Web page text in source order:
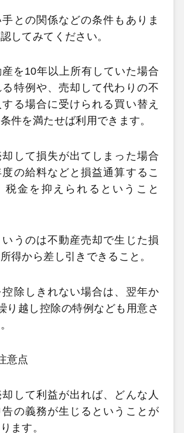
との関係などの条件もありま
してみてください。
を10年以上所有していた場合
特例や、売却して代わりの不
る場合に受けられる買い替え
件を満たせば利用できます。
して損失が出てしまった場合
の給料などと損益通算するこ
税金を抑えられるということ
うのは不動産売却で生じた損
得から差し引きできること。
控除しきれない場合は、翌年か
り越し控除の特例なども用意さ
意点
して利益が出れば、どんな人
の義務が生じるということが
ます。